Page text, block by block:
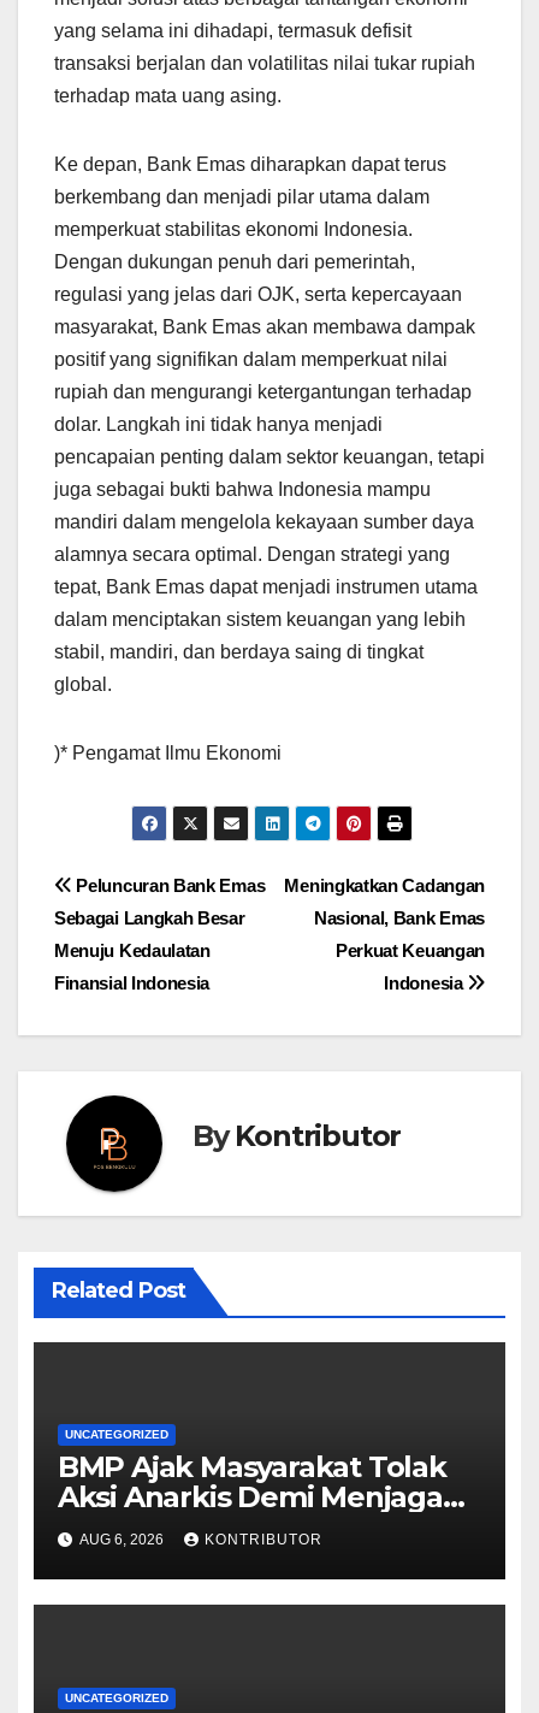
yang selama ini dihadapi, termasuk defisit
transaksi berjalan dan volatilitas nilai tukar rupiah
terhadap mata uang asing.
Ke depan, Bank Emas diharapkan dapat terus
berkembang dan menjadi pilar utama dalam
memperkuat stabilitas ekonomi Indonesia.
Dengan dukungan penuh dari pemerintah,
regulasi yang jelas dari OJK, serta kepercayaan
masyarakat, Bank Emas akan membawa dampak
positif yang signifikan dalam memperkuat nilai
rupiah dan mengurangi ketergantungan terhadap
dolar. Langkah ini tidak hanya menjadi
pencapaian penting dalam sektor keuangan, tetapi
juga sebagai bukti bahwa Indonesia mampu
mandiri dalam mengelola kekayaan sumber daya
alamnya secara optimal. Dengan strategi yang
tepat, Bank Emas dapat menjadi instrumen utama
dalam menciptakan sistem keuangan yang lebih
stabil, mandiri, dan berdaya saing di tingkat
global.
)* Pengamat Ilmu Ekonomi
Post
navigation
Meningkatkan Cadangan
Nasional, Bank Emas
Perkuat Keuangan
Indonesia
Peluncuran Bank Emas
Sebagai Langkah Besar
Menuju Kedaulatan
Finansial Indonesia
ByKontributor
Related Post
UNCATEGORIZED
BMP Ajak Masyarakat Tolak
Aksi Anarkis Demi Menjaga
Keamanan dan
Pembangunan Papua
AUG 6, 2026 KONTRIBUTOR
UNCATEGORIZED